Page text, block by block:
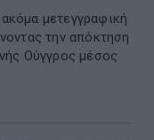
μετεγγραφική
την απόκτηση
Ούγγρος μέσος